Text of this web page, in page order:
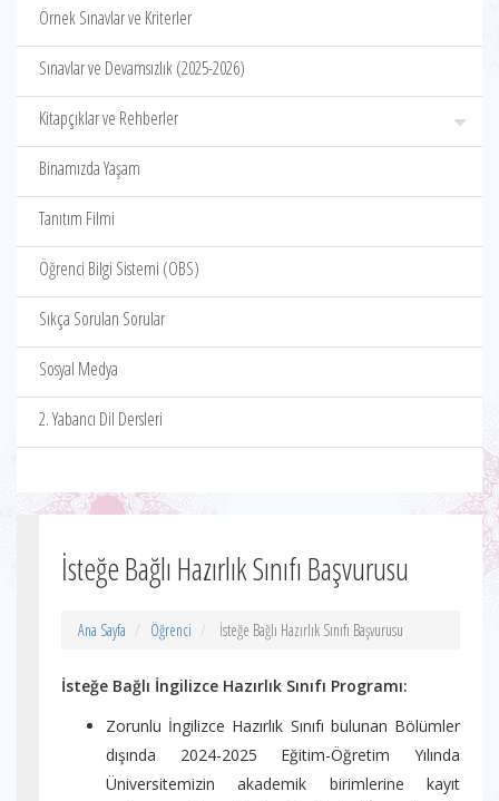
Örnek Sınavlar ve Kriterler
Sınavlar ve Devamsızlık (2025-2026)
Kitapçıklar ve Rehberler
Binamızda Yaşam
Tanıtım Filmi
Öğrenci Bilgi Sistemi (OBS)
Sıkça Sorulan Sorular
Sosyal Medya
2. Yabancı Dil Dersleri
İsteğe Bağlı Hazırlık Sınıfı Başvurusu
Ana Sayfa Öğrenci İsteğe Bağlı Hazırlık Sınıfı Başvurusu
İsteğe Bağlı İngilizce Hazırlık Sınıfı Programı:
Zorunlu İngilizce Hazırlık Sınıfı bulunan Bölümler
dışında 2024-2025 Eğitim-Öğretim Yılında
Üniversitemizin akademik birimlerine kayıt